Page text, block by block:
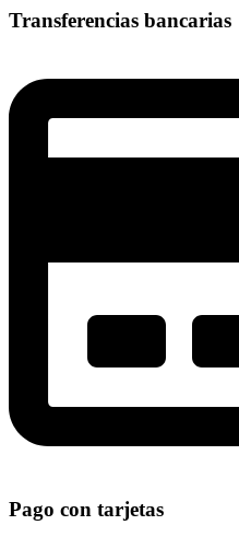
Transferencias bancarias
Pago con tarjetas